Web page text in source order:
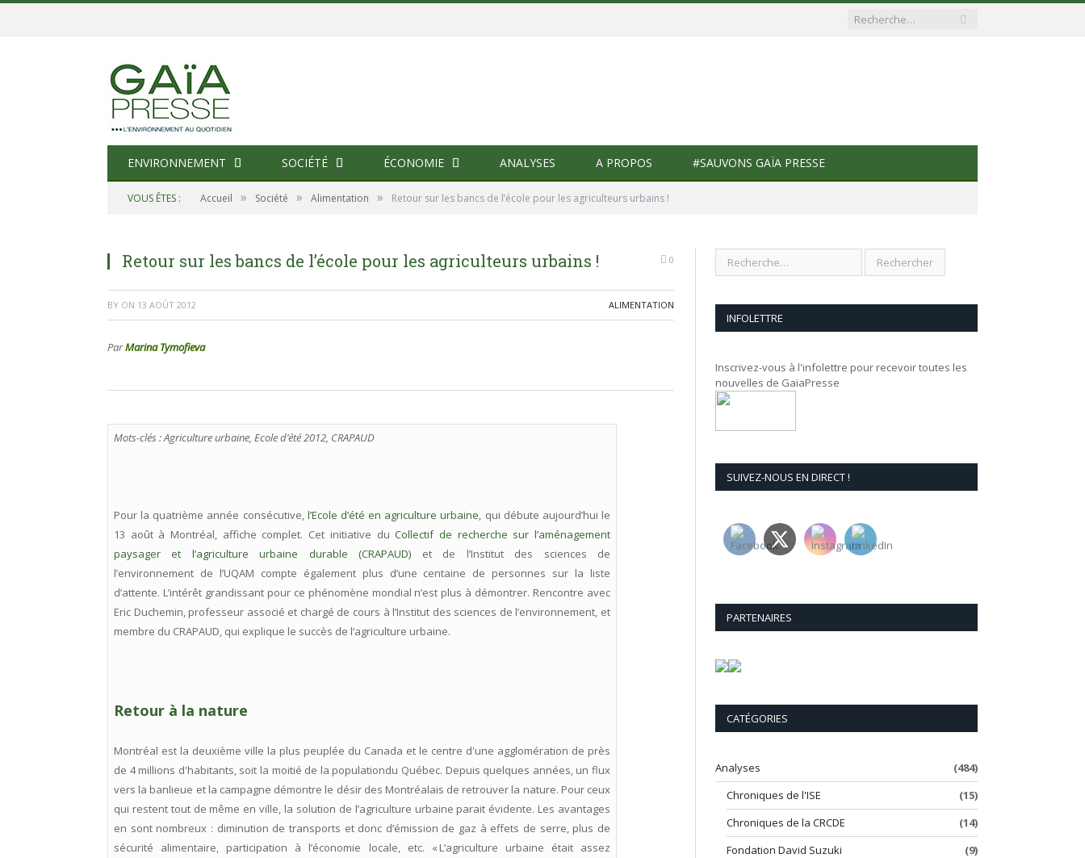
ENVIRONNEMENT SOCIÉTÉ ÉCONOMIE ANALYSES A PROPOS #SAUVONS GAÏA PRESSE
VOUS ÊTES : Accueil » Société » Alimentation » Retour sur les bancs de l’école pour les agriculteurs urbains !
Retour sur les bancs de l’école pour les agriculteurs urbains ! 0
BY ON 13 AOÛT 2012 ALIMENTATION
ParMarina Tymofieva
Mots-clés : Agriculture urbaine, Ecole d’été 2012, CRAPAUD
Pour la quatrième année consécutive, l’Ecole d’été en agriculture urbaine, qui débute aujourd’hui le
13 août à Montréal, affiche complet. Cet initiative duCollectif de recherche sur l’aménagement
paysager et l’agriculture urbaine durable (CRAPAUD) et de l’Institut des sciences de
l’environnement de l’UQAM compte également plus d’une centaine de personnes sur la liste
d’attente. L’intérêt grandissant pour ce phénomène mondial n’est plus à démontrer. Rencontre avec
Eric Duchemin, professeur associé et chargé de cours à l’Institut des sciences de l’environnement, et
membre du CRAPAUD, qui explique le succès de l’agriculture urbaine.
Retour à la nature
Montréal est la deuxième ville la plus peuplée du Canada et le centre d'une agglomération de près
de 4 millions d'habitants, soit la moitié de la populationdu Québec. Depuis quelques années, un flux
vers la banlieue et la campagne démontre le désir des Montréalais de retrouver la nature. Pour ceux
qui restent tout de même en ville, la solution de l’agriculture urbaine parait évidente. Les avantages
en sont nombreux : diminution de transports et donc d’émission de gaz à effets de serre, plus de
sécurité alimentaire, participation à l’économie locale, etc. « L’agriculture urbaine était assez
INFOLETTRE
Inscrivez-vous à l'infolettre pour recevoir toutes les
nouvelles de GaïaPresse
SUIVEZ-NOUS EN DIRECT !
PARTENAIRES
CATÉGORIES
Analyses
(484)
Chroniques de l'ISE
(15)
Chroniques de la CRCDE
(14)
Fondation David Suzuki
(9)